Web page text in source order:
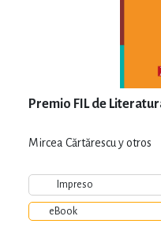
Premio FIL de
Mircea Cărtărescu y otros
Impreso
eBook